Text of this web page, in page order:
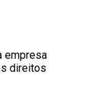
empresa
direitos